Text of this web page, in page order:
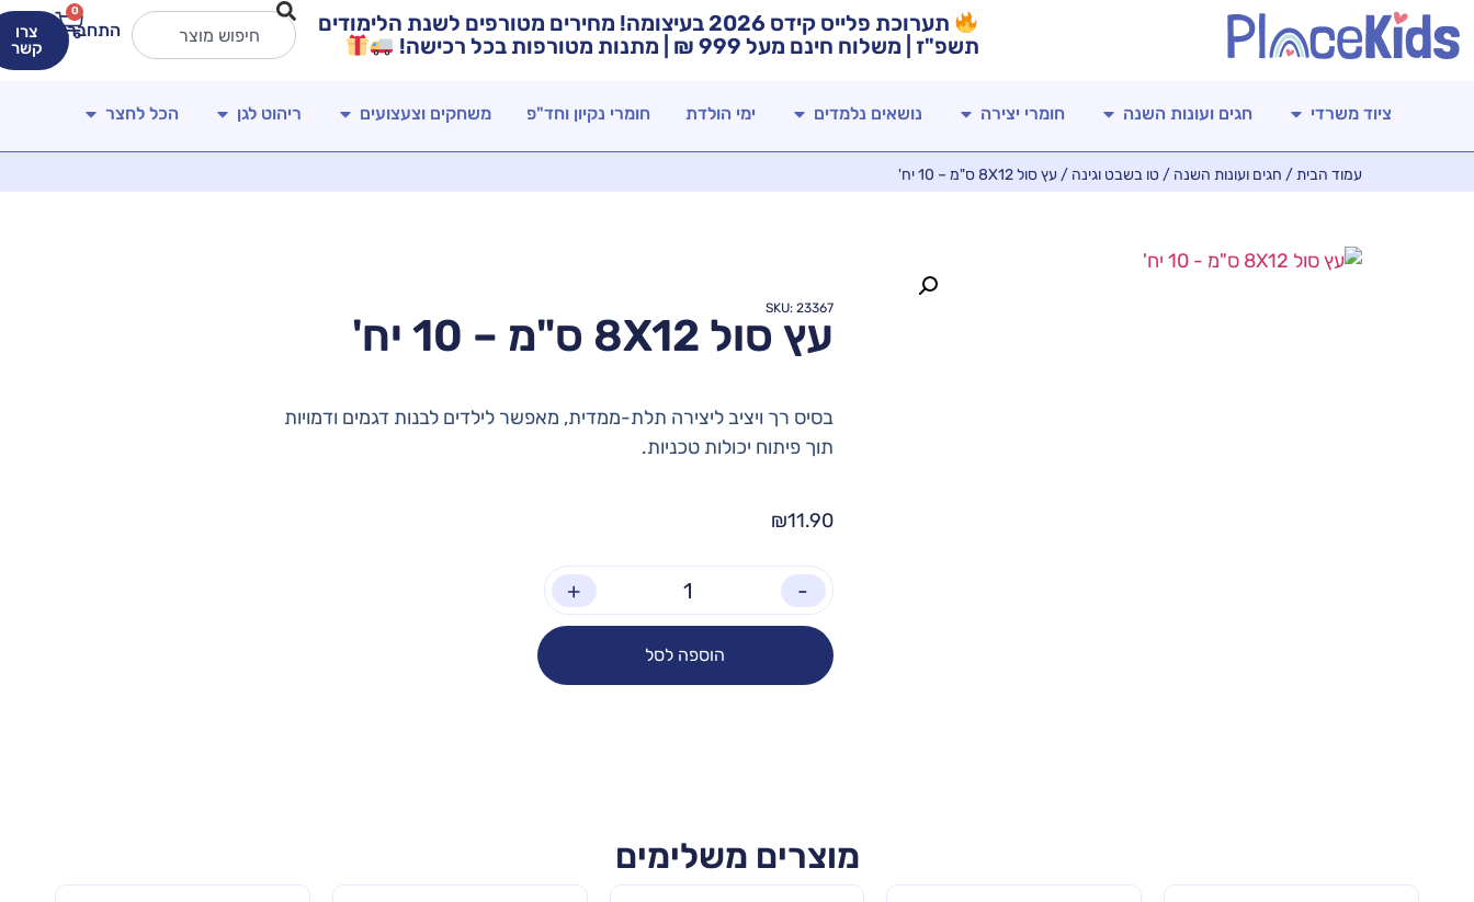
תערוכת פלייס קידס 2026 בעיצומה! מחירים מטורפים לשנת הלימודים
תשפ"ז | משלוח חינם מעל 999 ₪ | מתנות מטורפות בכל רכישה!
התחברות
0
צרו
קשר
ציוד משרדי חגים ועונות השנה חומרי יצירה נושאים נלמדים ימי הולדת חומרי נקיון וחד"פ משחקים וצעצועים ריהוט לגן הכל לחצר
עמוד הבית/ חגים ועונות השנה / טו בשבט וגינה / עץ סול 8X12 ס"מ – 10 יח'
SKU: 23367
עץ סול 8X12 ס"מ – 10 יח'
בסיס רך ויציב ליצירה תלת-ממדית, מאפשר לילדים לבנות דגמים ודמויות
תוך פיתוח יכולות טכניות.
₪11.90
-
+
הוספה לסל
מוצרים משלימים